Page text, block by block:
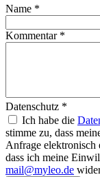
Name *
Kommentar *
Datenschutz *
Ich habe die
stimme zu, dass
Anfrage elektronisch
dass ich meine
mail@myleo.de